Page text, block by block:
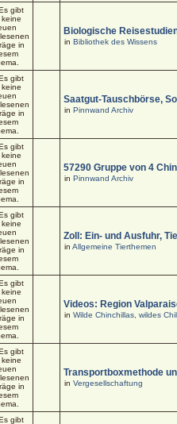
Biologische
in Bibliothek des Wissens
Saatgut-Tauschbörse,
in Pinnwand Archiv
57290 Gruppe von 4
in Pinnwand Archiv
Zoll: Ein- und Ausfuhr,
in Allgemeine Tierthemen
Videos: Region
in Wilde Chinchillas, wildes
Transportboxmethode
in Vergesellschaftung